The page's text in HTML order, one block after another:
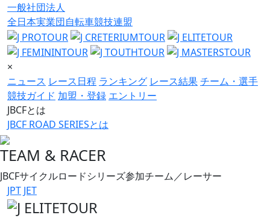
一般社団法人
全日本実業団自転車競技連盟
×
ニュース レース日程 ランキング レース結果チーム・選手
競技ガイド 加盟・登録 エントリー
JBCFとは
JBCF ROAD SERIESとは
TEAM & RACER
JBCFサイクルロードシリーズ参加チーム／レーサー
JPT JET